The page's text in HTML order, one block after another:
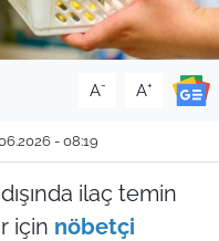
A- A+
- 08:19
ilaç temin
için nöbetçi